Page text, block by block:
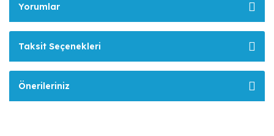
Yorumlar
Taksit Seçenekleri
Önerileriniz